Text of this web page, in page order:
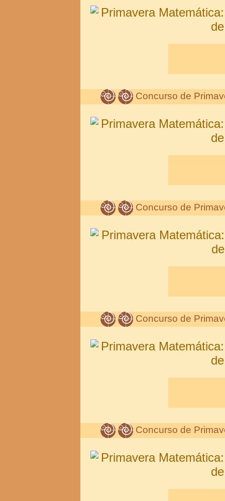
Concurso de
Concurso de
Concurso de
Concurso de